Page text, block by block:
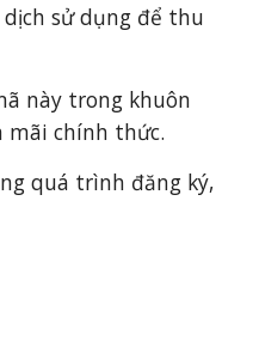
sử dụng để thu
này trong khuôn
mãi chính thức.
quá trình đăng ký,